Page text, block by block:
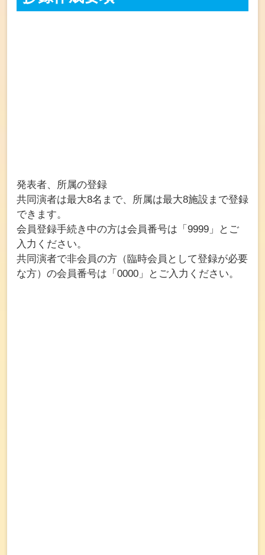
発表者、所属の登録
共同演者は最大8名まで、所属は最大8施設まで登録
できます。
会員登録手続き中の方は会員番号は「9999」とご
入力ください。
共同演者で非会員の方（臨時会員として登録が必要
な方）の会員番号は「0000」とご入力ください。